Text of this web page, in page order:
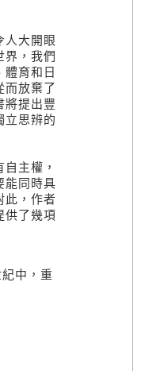
大開眼
界，我們
育和日
而放棄了
提出豐
立思辨的
主權，
能同時具
此，作者
供了幾項
中，重